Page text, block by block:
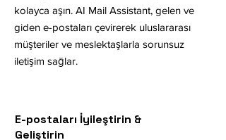
kolayca aşın. AI Mail Assistant, gelen ve
giden e-postaları çevirerek uluslararası
müşteriler ve meslektaşlarla sorunsuz
iletişim sağlar.
E-postaları İyileştirin &
Geliştirin